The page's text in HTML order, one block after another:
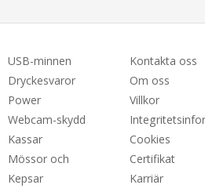
USB-minnen
Dryckesvaror
Power
Webcam-skydd
Kassar
Mössor och
Kepsar
Kontakta oss
Om oss
Villkor
Cookies
Certifikat
Karriär